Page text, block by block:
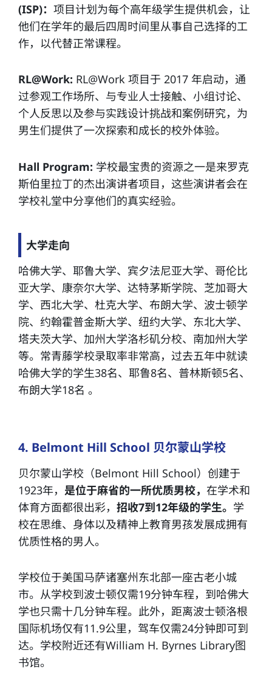
(ISP)： 项目计划为每个高年级学生提供机会，让
他们在学年的最后四周时间里从事自己选择的工
作，以代替正常课程。
RL@Work: RL@Work 项目于 2017 年启动，通
过参观工作场所、与专业人士接触、小组讨论、
个人反思以及参与实践设计挑战和案例研究，为
男生们提供了一次探索和成长的校外体验。
Hall Program: 学校最宝贵的资源之一是来罗克
斯伯里拉丁的杰出演讲者项目，这些演讲者会在
学校礼堂中分享他们的真实经验。
大学走向
哈佛大学、耶鲁大学、宾夕法尼亚大学、哥伦比
亚大学、康奈尔大学、达特茅斯学院、芝加哥大
学、西北大学、杜克大学、布朗大学、波士顿学
院、约翰霍普金斯大学、纽约大学、东北大学、
塔夫茨大学、加州大学洛杉矶分校、南加州大学
等。常青藤学校录取率非常高，过去五年中就读
哈佛大学的学生38名、耶鲁8名、普林斯顿5名、
布朗大学18名 。
4. Belmont Hill School 贝尔蒙山学校
贝尔蒙山学校（Belmont Hill School）创建于
1923年， 是位于麻省的一所优质男校， 在学术和
体育方面都很出彩， 招收7到12年级的学生。 学
校在思维、身体以及精神上教育男孩发展成拥有
优质性格的男人。
学校位于美国马萨诸塞州东北部一座古老小城
市。从学校到波士顿仅需19分钟车程，到哈佛大
学也只需十几分钟车程。此外，距离波士顿洛根
国际机场仅有11.9公里，驾车仅需24分钟即可到
达。学校附近还有William H. Byrnes Library图
书馆。